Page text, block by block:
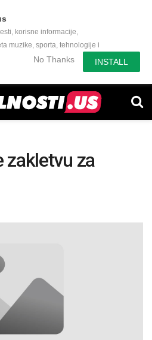
korisne informacije,
muzike, sporta, tehnologije i
No Thanks INSTALL
zakletvu za